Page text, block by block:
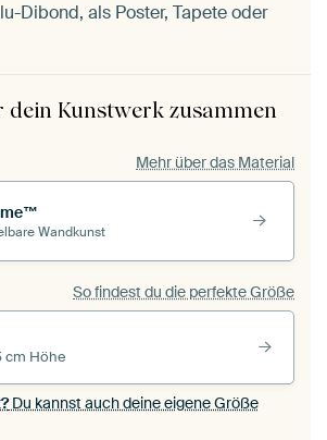
Dibond, als Poster, Tapete oder
dein Kunstwerk zusammen
Mehr über das Material
Wandkunst
So findest du die perfekte Größe
cm Höhe
Du kannst auch deine eigene Größe